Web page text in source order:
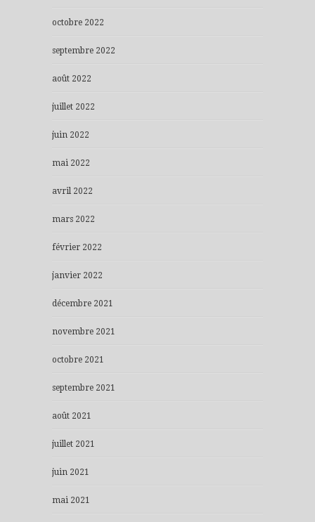
octobre 2022
septembre 2022
août 2022
juillet 2022
juin 2022
mai 2022
avril 2022
mars 2022
février 2022
janvier 2022
décembre 2021
novembre 2021
octobre 2021
septembre 2021
août 2021
juillet 2021
juin 2021
mai 2021